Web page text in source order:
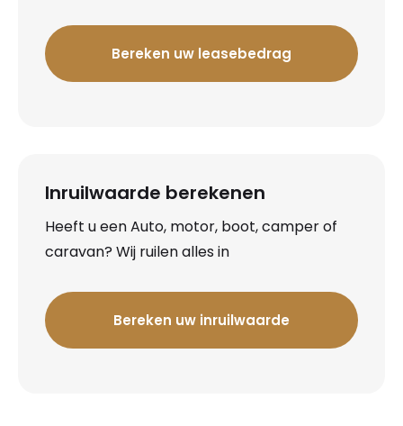
Bereken uw leasebedrag
Inruilwaarde berekenen
Heeft u een Auto, motor, boot, camper of
caravan? Wij ruilen alles in
Bereken uw inruilwaarde